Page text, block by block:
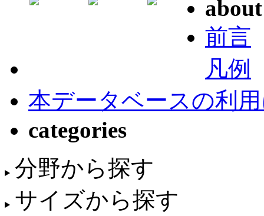
about
前言
凡例
本データベースの利
categories
分野から探す
サイズから探す